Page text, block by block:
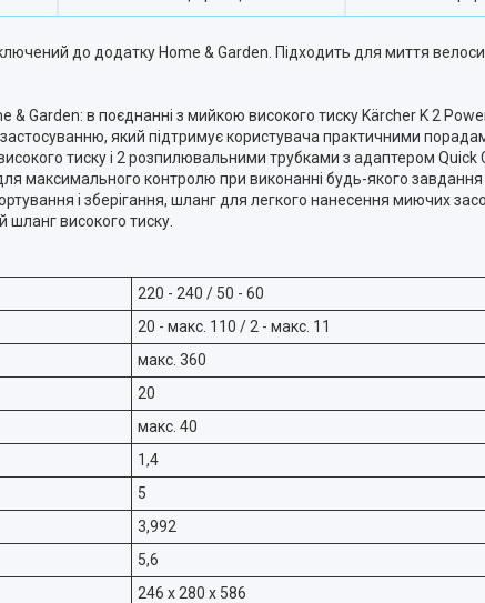
до додатку Home & Garden. Підходить для миття
Garden: в поєднанні з мийкою високого тиску Kärcher K 2
який підтримує користувача практичними
тиску і 2 розпилювальними трубками з адаптером Quick
максимального контролю при виконанні будь-якого
і зберігання, шланг для легкого нанесення миючих
шланг високого тиску.
220 - 240 / 50 - 60
20 - макс. 110 / 2 - макс. 11
макс. 360
20
макс. 40
1,4
5
3,992
5,6
246 x 280 x 586